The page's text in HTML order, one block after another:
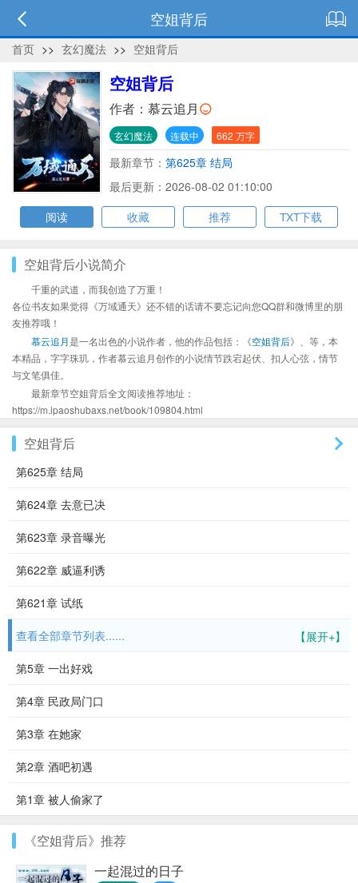
空姐背后
首页 >> 玄幻魔法 >> 空姐背后
空姐背后
作者： 慕云追月
玄幻魔法 连载中 662 万字
最新章节： 第625章 结局
最后更新：2026-08-02 01:10:00
阅读
收藏 推荐 TXT下载
空姐背后小说简介
千重的武道，而我创造了万重！
各位书友如果觉得《万域通天》还不错的话请不要忘记向您QQ群和微博里的朋
友推荐哦！
慕云追月是一名出色的小说作者，他的作品包括：《空姐背后》、等，本
本精品，字字珠玑，作者慕云追月创作的小说情节跌宕起伏、扣人心弦，情节
与文笔俱佳。
最新章节空姐背后全文阅读推荐地址：
https://m.ipaoshubaxs.net/book/109804.html
空姐背后
第625章 结局
第624章 去意已决
第623章 录音曝光
第622章 威逼利诱
第621章 试纸
【展开+】
查看全部章节列表......
第5章 一出好戏
第4章 民政局门口
第3章 在她家
第2章 酒吧初遇
第1章 被人偷家了
《空姐背后》推荐
一起混过的日子